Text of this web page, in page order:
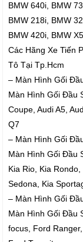
BMW 640i, BMW
BMW 218i, BMW
BMW 420i, BMW
Các Hãng Xe Tiến
Tô Tại Tp.Hcm
– Màn Hình Gối
Màn Hình Gối Đầu
Coupe, Audi A5,
Q7
– Màn Hình Gối
Màn Hình Gối Đầu
Kia Rio, Kia
Sedona, Kia
– Màn Hình Gối
Màn Hình Gối Đầu
focus, Ford